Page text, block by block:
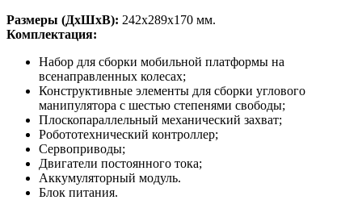
Размеры (ДхШхВ): 242х289х170 мм.
Комплектация:
Набор для сборки мобильной платформы на
всенаправленных колесах;
Конструктивные элементы для сборки углового
манипулятора с шестью степенями свободы;
Плоскопараллельный механический захват;
Робототехнический контроллер;
Сервоприводы;
Двигатели постоянного тока;
Аккумуляторный модуль.
Блок питания.